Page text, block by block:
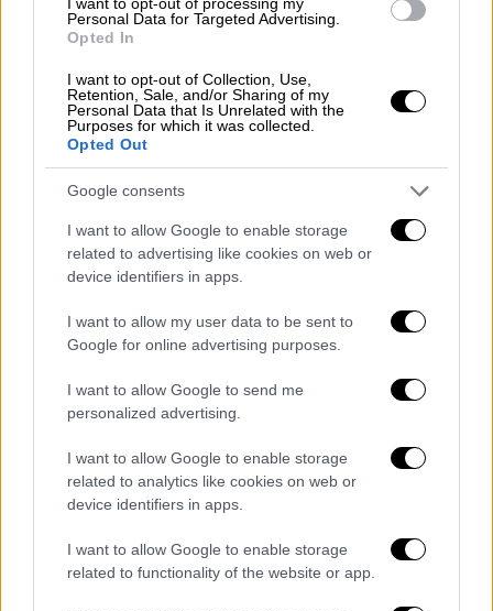
Personal Data for Targeted Advertising.
Opted In
I want to opt-out of Collection, Use,
Retention, Sale, and/or Sharing of my
Personal Data that Is Unrelated with the
Purposes for which it was collected.
Opted Out
Google consents
I want to allow Google to enable storage
related to advertising like cookies on web or
device identifiers in apps.
I want to allow my user data to be sent to
Google for online advertising purposes.
I want to allow Google to send me
personalized advertising.
I want to allow Google to enable storage
related to analytics like cookies on web or
device identifiers in apps.
I want to allow Google to enable storage
related to functionality of the website or app.
σωματίδια σε αυτές τις περιοχές
αυτές του φωτός ως εξαιρετικά
συσπειρωμένοι πίδακες. Καθώς αυτοί οι
σχετικιστικοί πίδακες εκτοξεύονται, οι
εκρήξεις συνοδεύονται από φωτεινές
ηλεκτρομαγνητικές εκπομπές.
Ως αποτέλεσμα αυτών των φαινομένων, τα
κβάζαρ που τροφοδοτούνται από
υπερμεγέθεις μαύρες τρύπες σε ενεργούς
γαλαξιακούς πυρήνες (AGN) είναι συχνά τόσο
επισκιάζει το συνδυασμένο φως κάθε
άστρου του γαλαξία που τα περιβάλλει.
Τι έδειξε η ανάλυση
Η τεράστια ποσότητα ακτινοβολίας που
εκπέμπεται γύρω από τη συγκεκριμένη
υπερμεγέθη μαύρη τρύπατην έκανε να
αποκτήσει μια μικρή σημειακή εμφάνιση στα